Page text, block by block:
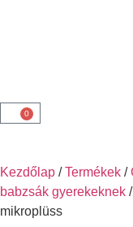
0
Kezdőlap /Termékek /
babzsák gyerekeknek
mikroplüss